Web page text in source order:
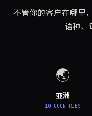
不管你的客户在哪里
语种、
🌏
亚洲
10 COUNTRIES